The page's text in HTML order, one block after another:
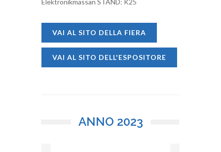
Elektronikmässan STAND: K25
VAI AL SITO DELLA FIERA
VAI AL SITO DELL'ESPOSITORE
ANNO 2023